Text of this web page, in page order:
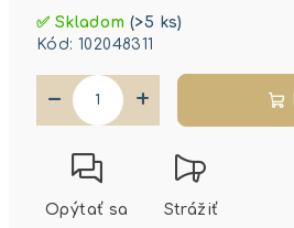
cena:
✅ Skladom(>5 ks)
Kód: 102048311
+
−
Opýtať sa Strážiť